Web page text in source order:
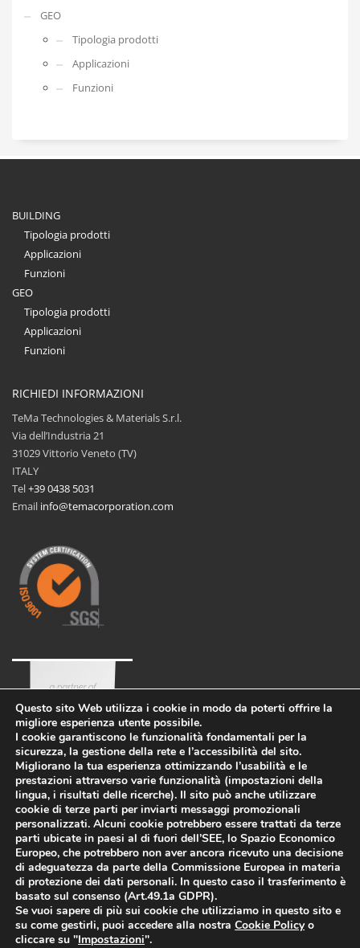
GEO
Tipologia prodotti
Applicazioni
Funzioni
BUILDING
Tipologia prodotti
Applicazioni
Funzioni
GEO
Tipologia prodotti
Applicazioni
Funzioni
RICHIEDI INFORMAZIONI
TeMa Technologies & Materials S.r.l.
Via dell’Industria 21
31029 Vittorio Veneto (TV)
ITALY
Tel+39 0438 5031
Email info@temacorporation.com
Azienda Eco-sostenibilità Lavora con noi
PRIVACY POLICY-
WHISTLEBLOWING-COOKIES
Informazioni legali
qualità e la sicurezzaP.I.
Questo sito Web utilizza i cookie in modo da poterti offrire la
migliore esperienza utente possibile.
I cookie garantiscono le funzionalità fondamentali per la
sicurezza, la gestione della rete e l’accessibilità del sito.
Migliorano la tua esperienza ottimizzando l’usabilità e le
prestazioni attraverso varie funzionalità (impostazioni della
lingua, i risultati delle ricerche). Il sito può anche utilizzare
cookie di terze parti per inviarti messaggi promozionali
personalizzati. Alcuni cookie potrebbero essere trattati da terze
parti ubicate in paesi al di fuori dell’SEE, lo Spazio Economico
Europeo, che potrebbero non aver ancora ricevuto una decisione
di adeguatezza da parte della Commissione Europea in materia
di protezione dei dati personali. In questo caso il trasferimento è
basato sul consenso (Art.49.1a GDPR).
Se vuoi sapere di più sui cookie che utilizziamo in questo sito e
su come gestirli, puoi accedere alla nostra Cookie Policyo
cliccare su "Impostazioni".